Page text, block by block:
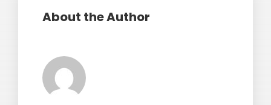
About the Author